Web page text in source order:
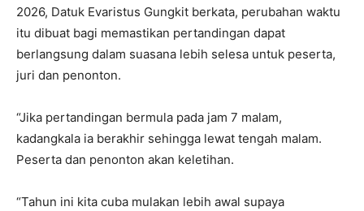
2026, Datuk Evaristus Gungkit berkata, perubahan waktu
itu dibuat bagi memastikan pertandingan dapat
berlangsung dalam suasana lebih selesa untuk peserta,
juri dan penonton.
“Jika pertandingan bermula pada jam 7 malam,
kadangkala ia berakhir sehingga lewat tengah malam.
Peserta dan penonton akan keletihan.
“Tahun ini kita cuba mulakan lebih awal supaya